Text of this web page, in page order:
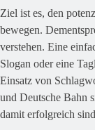
Ziel ist es, den
bewegen.
verstehen. Eine
Slogan oder eine
Einsatz von
und Deutsche Bahn
damit erfolgreich